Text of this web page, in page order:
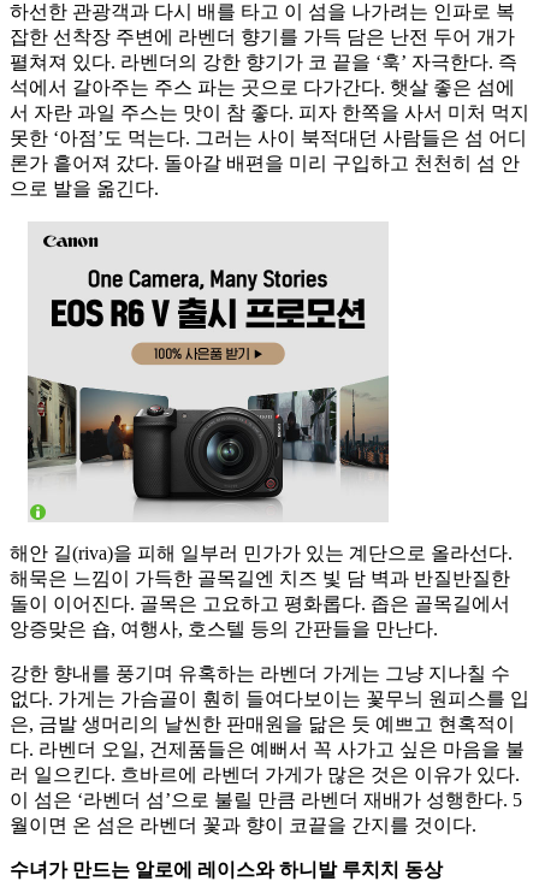
하선한 관광객과 다시 배를 타고 이 섬을 나가려는 인파로 복
잡한 선착장 주변에 라벤더 향기를 가득 담은 난전 두어 개가
펼쳐져 있다. 라벤더의 강한 향기가 코 끝을 ‘훅’ 자극한다. 즉
석에서 갈아주는 주스 파는 곳으로 다가간다. 햇살 좋은 섬에
서 자란 과일 주스는 맛이 참 좋다. 피자 한쪽을 사서 미처 먹지
못한 ‘아점’도 먹는다. 그러는 사이 북적대던 사람들은 섬 어디
론가 흩어져 갔다. 돌아갈 배편을 미리 구입하고 천천히 섬 안
으로 발을 옮긴다.
해안 길(riva)을 피해 일부러 민가가 있는 계단으로 올라선다.
해묵은 느낌이 가득한 골목길엔 치즈 빛 담 벽과 반질반질한
돌이 이어진다. 골목은 고요하고 평화롭다. 좁은 골목길에서
앙증맞은 숍, 여행사, 호스텔 등의 간판들을 만난다.
강한 향내를 풍기며 유혹하는 라벤더 가게는 그냥 지나칠 수
없다. 가게는 가슴골이 훤히 들여다보이는 꽃무늬 원피스를 입
은, 금발 생머리의 날씬한 판매원을 닮은 듯 예쁘고 현혹적이
다. 라벤더 오일, 건제품들은 예뻐서 꼭 사가고 싶은 마음을 불
러 일으킨다. 흐바르에 라벤더 가게가 많은 것은 이유가 있다.
이 섬은 ‘라벤더 섬’으로 불릴 만큼 라벤더 재배가 성행한다. 5
월이면 온 섬은 라벤더 꽃과 향이 코끝을 간지를 것이다.
수녀가 만드는 알로에 레이스와 하니발 루치치 동상